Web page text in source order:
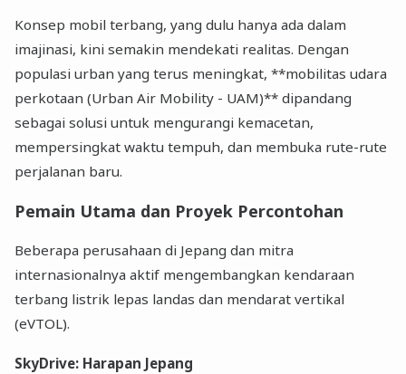
Konsep mobil terbang, yang dulu hanya ada dalam
imajinasi, kini semakin mendekati realitas. Dengan
populasi urban yang terus meningkat, **mobilitas udara
perkotaan (Urban Air Mobility - UAM)** dipandang
sebagai solusi untuk mengurangi kemacetan,
mempersingkat waktu tempuh, dan membuka rute-rute
perjalanan baru.
Pemain Utama dan Proyek Percontohan
Beberapa perusahaan di Jepang dan mitra
internasionalnya aktif mengembangkan kendaraan
terbang listrik lepas landas dan mendarat vertikal
(eVTOL).
SkyDrive: Harapan Jepang